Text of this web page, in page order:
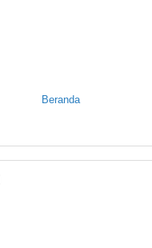
Beranda